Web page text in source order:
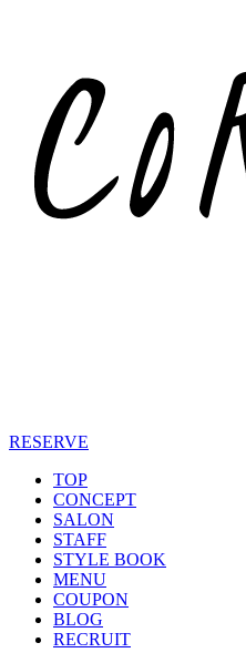
RESERVE
TOP
CONCEPT
SALON
STAFF
STYLE BOOK
MENU
COUPON
BLOG
RECRUIT